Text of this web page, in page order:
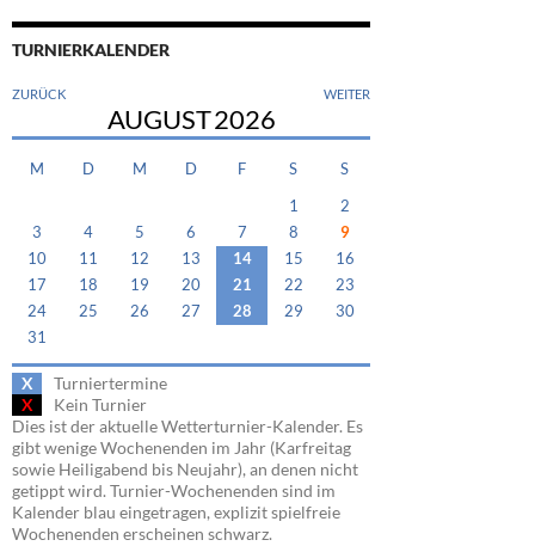
TURNIERKALENDER
ZURÜCK WEITER
AUGUST2026
M D M D F S S
1
2
3
4 5 6 7 8
9
10
11 12 13 14 15
16
17
18 19 20 21 22
23
24
25 26 27 28 29
30
31
X
Turniertermine
X
Kein Turnier
Dies ist der aktuelle Wetterturnier-Kalender. Es
gibt wenige Wochenenden im Jahr (Karfreitag
sowie Heiligabend bis Neujahr), an denen nicht
getippt wird. Turnier-Wochenenden sind im
Kalender blau eingetragen, explizit spielfreie
Wochenenden erscheinen schwarz.